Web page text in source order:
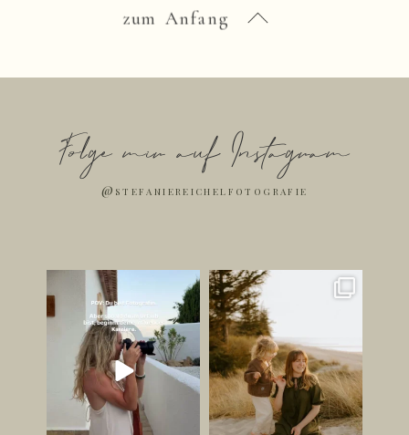
zum Anfang
Folge mir auf Instagram
@stefaniereichelfotografie
Ich bin jetzt Influencer. ✌🏻
Jetzt mal...
181 42
Die schönsten Bilder
entstehen oft dann, wenn...
248